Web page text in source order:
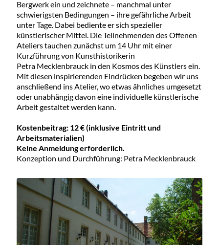
Bergwerk ein und zeichnete – manchmal unter
schwierigsten Bedingungen – ihre gefährliche Arbeit
unter Tage. Dabei bediente er sich spezieller
künstlerischer Mittel. Die Teilnehmenden des Offenen
Ateliers tauchen zunächst um 14 Uhr mit einer
Kurzführung von Kunsthistorikerin
Petra Mecklenbrauck in den Kosmos des Künstlers ein.
Mit diesen inspirierenden Eindrücken begeben wir uns
anschließend ins Atelier, wo etwas ähnliches umgesetzt
oder unabhängig davon eine individuelle künstlerische
Arbeit gestaltet werden kann.
Kostenbeitrag: 12 € (inklusive Eintritt und
Arbeitsmaterialien)
Keine Anmeldung erforderlich.
Konzeption und Durchführung: Petra Mecklenbrauck